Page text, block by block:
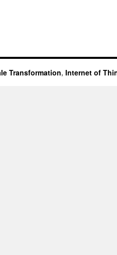
Transformation, Internet of